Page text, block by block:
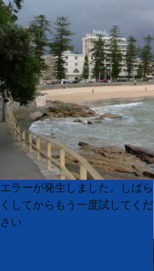
Product
List
Product
List
エラーが発生しました。しばら
くしてからもう一度試してくだ
さい